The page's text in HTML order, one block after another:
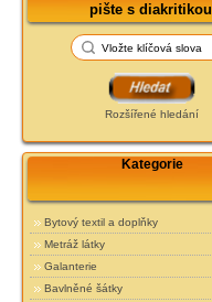
pište s diakritikou
Rozšířené hledání
Kategorie
Bytový textil a doplňky
Metráž látky
Galanterie
Bavlněné šátky